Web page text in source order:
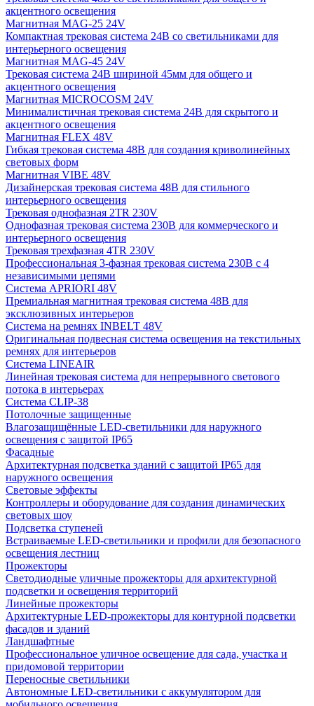
акцентного освещения
Магнитная MAG-25 24V
Компактная трековая система 24В со светильниками для
интерьерного освещения
Магнитная MAG-45 24V
Трековая система 24В шириной 45мм для общего и
акцентного освещения
Магнитная MICROCOSM 24V
Минималистичная трековая система 24В для скрытого и
акцентного освещения
Магнитная FLEX 48V
Гибкая трековая система 48В для создания криволинейных
световых форм
Магнитная VIBE 48V
Дизайнерская трековая система 48В для стильного
интерьерного освещения
Трековая однофазная 2TR 230V
Однофазная трековая система 230В для коммерческого и
интерьерного освещения
Трековая трехфазная 4TR 230V
Профессиональная 3-фазная трековая система 230В с 4
независимыми цепями
Система APRIORI 48V
Премиальная магнитная трековая система 48В для
эксклюзивных интерьеров
Система на ремнях INBELT 48V
Оригинальная подвесная система освещения на текстильных
ремнях для интерьеров
Система LINEAIR
Линейная трековая система для непрерывного светового
потока в интерьерах
Система CLIP-38
Потолочные защищенные
Влагозащищённые LED-светильники для наружного
освещения с защитой IP65
Фасадные
Архитектурная подсветка зданий с защитой IP65 для
наружного освещения
Световые эффекты
Контроллеры и оборудование для создания динамических
световых шоу
Подсветка ступеней
Встраиваемые LED-светильники и профили для безопасного
освещения лестниц
Прожекторы
Светодиодные уличные прожекторы для архитектурной
подсветки и освещения территорий
Линейные прожекторы
Архитектурные LED-прожекторы для контурной подсветки
фасадов и зданий
Ландшафтные
Профессиональное уличное освещение для сада, участка и
придомовой территории
Переносные светильники
Автономные LED-светильники с аккумулятором для